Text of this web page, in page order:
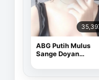
ABG Putih Mulus
Sange Doyan